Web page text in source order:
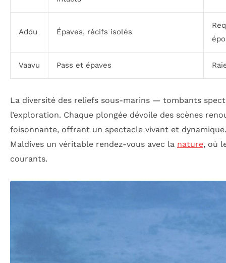
Addu Épaves, récifs isolés
Vaavu Pass et épaves
La diversité des reliefs sous-marins — tombants
l’exploration. Chaque plongée dévoile des scènes
foisonnante, offrant un spectacle vivant et
Maldives un véritable rendez-vous avec la nature, où
courants.